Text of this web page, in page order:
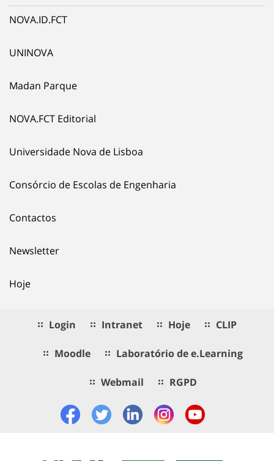
NOVA.ID.FCT
UNINOVA
Madan Parque
NOVA.FCT Editorial
Universidade Nova de Lisboa
Consórcio de Escolas de Engenharia
Contactos
Newsletter
Hoje
Login Intranet Hoje CLIP
Moodle Laboratório de e.Learning
Webmail RGPD